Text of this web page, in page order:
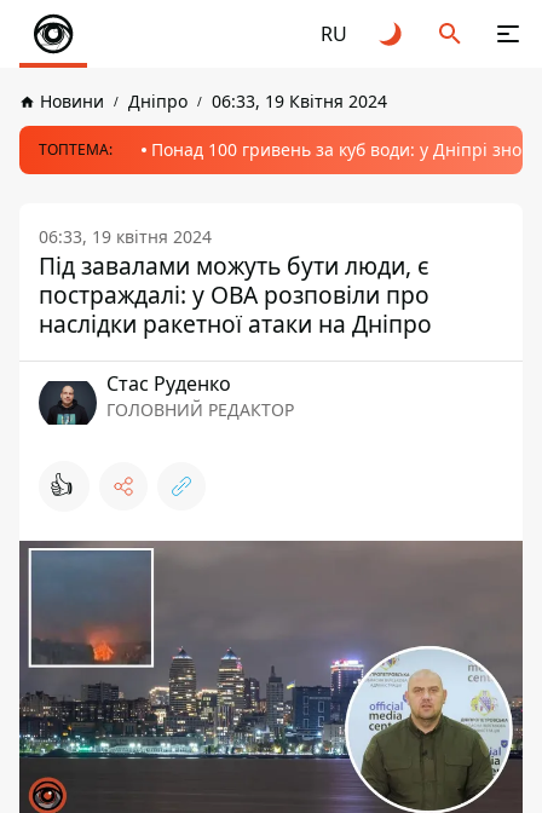
RU
Новини Дніпро 06:33, 19 Квітня 2024
ТОПТЕМА: Понад 100 гривень за куб води: у Дніпрі
06:33, 19 квітня 2024
Під завалами можуть бути люди, є
постраждалі: у ОВА розповіли про
наслідки ракетної атаки на Дніпро
Стас Руденко
ГОЛОВНИЙ РЕДАКТОР
👍